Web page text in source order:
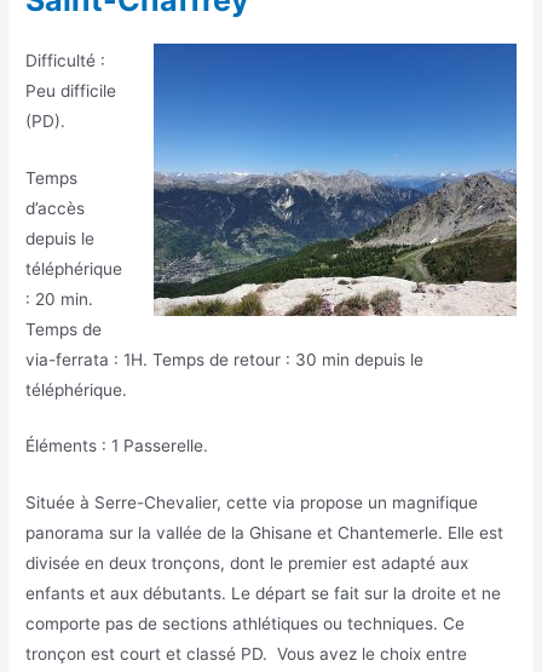
Difficulté :
Peu difficile
(PD).
Temps
d’accès
depuis le
téléphérique
: 20 min.
Temps de
via-ferrata : 1H. Temps de retour : 30 min depuis le
téléphérique.
Éléments : 1 Passerelle.
Située à Serre-Chevalier, cette via propose un magnifique
panorama sur la vallée de la Ghisane et Chantemerle. Elle est
divisée en deux tronçons, dont le premier est adapté aux
enfants et aux débutants. Le départ se fait sur la droite et ne
comporte pas de sections athlétiques ou techniques. Ce
tronçon est court et classé PD. Vous avez le choix entre